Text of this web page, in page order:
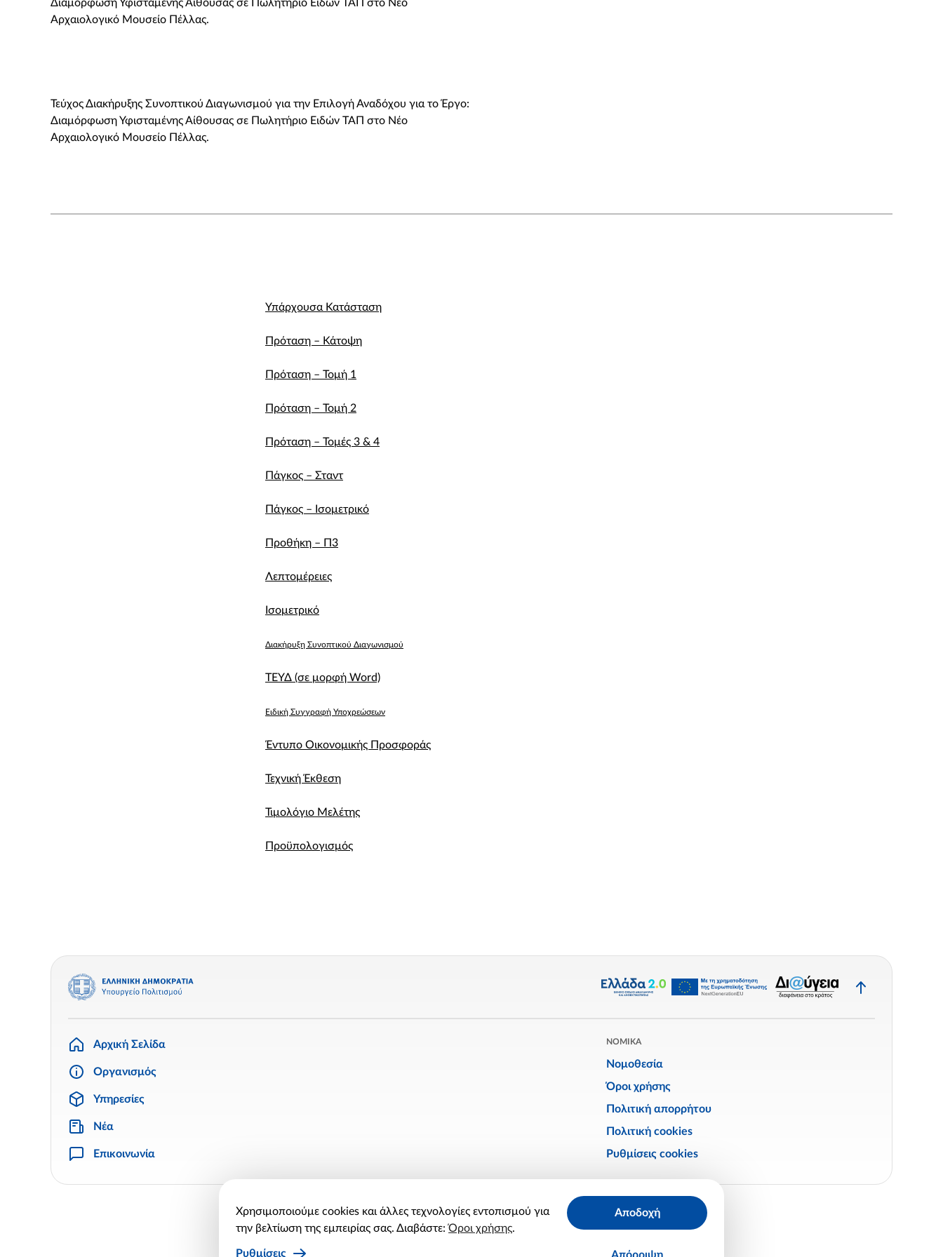
Διαμόρφωση Υφισταμένης Αίθουσας σε Πωλητήριο Ειδών ΤΑΠ στο Νέο
Αρχαιολογικό Μουσείο Πέλλας.
Τεύχος Διακήρυξης Συνοπτικού Διαγωνισμού για την Επιλογή Αναδόχου για το Έργο:
Διαμόρφωση Υφισταμένης Αίθουσας σε Πωλητήριο Ειδών ΤΑΠ στο Νέο
Αρχαιολογικό Μουσείο Πέλλας.
Υπάρχουσα Κατάσταση
Πρόταση – Κάτοψη
Πρόταση – Τομή 1
Πρόταση – Τομή 2
Πρόταση – Τομές 3 & 4
Πάγκος – Σταντ
Πάγκος – Ισομετρικό
Προθήκη – Π3
Λεπτομέρειες
Ισομετρικό
Διακήρυξη Συνοπτικού Διαγωνισμού
ΤΕΥΔ (σε μορφή Word)
Ειδική Συγγραφή Υποχρεώσεων
Έντυπο Οικονομικής Προσφοράς
Τεχνική Έκθεση
Τιμολόγιο Μελέτης
Προϋπολογισμός
Επιστροφή
Αρχική Σελίδα
Οργανισμός
Υπηρεσίες
Νέα
Επικοινωνία
ΝΟΜΙΚΑ
Νομοθεσία
Όροι χρήσης
Πολιτική απορρήτου
Πολιτική cookies
Ρυθμίσεις cookies
FacebookTwitter
X
LinkedinInstagramYouTube
Χρησιμοποιούμε cookies και άλλες τεχνολογίες εντοπισμού για
την βελτίωση της εμπειρίας σας. Διαβάστε:Όροι χρήσης.
Ρυθμίσεις
Αποδοχή